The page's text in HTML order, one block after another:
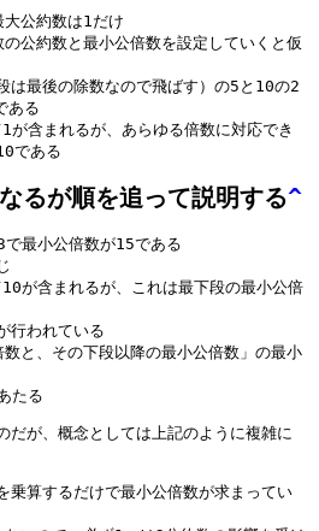
公約数は1だけ
公約数と最小公倍数を設定していくと仮
は最後の除数なので飛ばす）の5と10の2
ある
が含まれるが、あらゆる倍数に対応でき
である
るが順を追って説明する^
最小公倍数が15である
が含まれるが、これは最下段の最小公倍
行われている
と、その下段以降の最小公倍数」の最小
たる
だが、概念としては上記のように複雑に
乗算するだけで最小公倍数が求まってい